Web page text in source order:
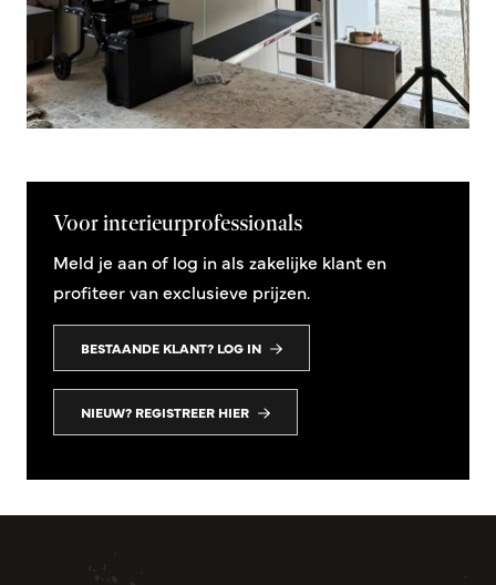
Voor interieurprofessionals
Meld je aan of log in als zakelijke klant en
profiteer van exclusieve prijzen.
BESTAANDE KLANT? LOG IN
NIEUW? REGISTREER HIER